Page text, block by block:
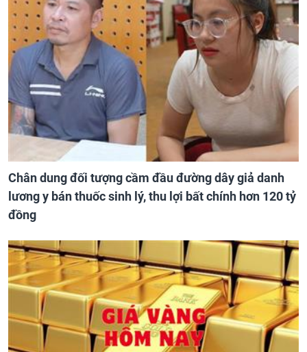
Chân dung đối tượng cầm đầu đường dây giả danh
lương y bán thuốc sinh lý, thu lợi bất chính hơn 120 tỷ
đồng